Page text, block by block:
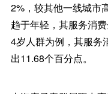
2%，较其他一线城市
趋于年轻，其服务消
4岁人群为例，其服务
出11.68个百分点。